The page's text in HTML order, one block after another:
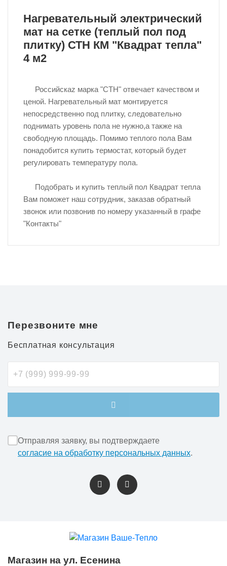
Нагревательный электрический
мат на сетке (теплый пол под
плитку) СТН КМ "Квадрат тепла"
4 м2
Российскаz марка "СТН" отвечает качеством и
ценой. Нагревательный мат монтируется
непосредственно под плитку, следовательно
поднимать уровень пола не нужно,а также на
свободную площадь. Помимо теплого пола Вам
понадобится купить термостат, который будет
регулировать температуру пола.
Подобрать и купить теплый пол Квадрат тепла
Вам поможет наш сотрудник, заказав обратный
звонок или позвонив по номеру указанный в графе
"Контакты"
Перезвоните мне
Бесплатная консультация
Отправляя заявку, вы подтверждаете
согласие на обработку персональных данных.
Магазин на ул. Есенина